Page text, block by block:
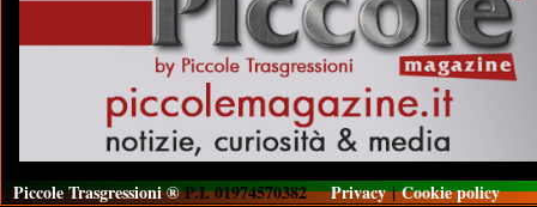
Piccole Trasgressioni ®P.I. 01974570382Privacy|Cookie policy